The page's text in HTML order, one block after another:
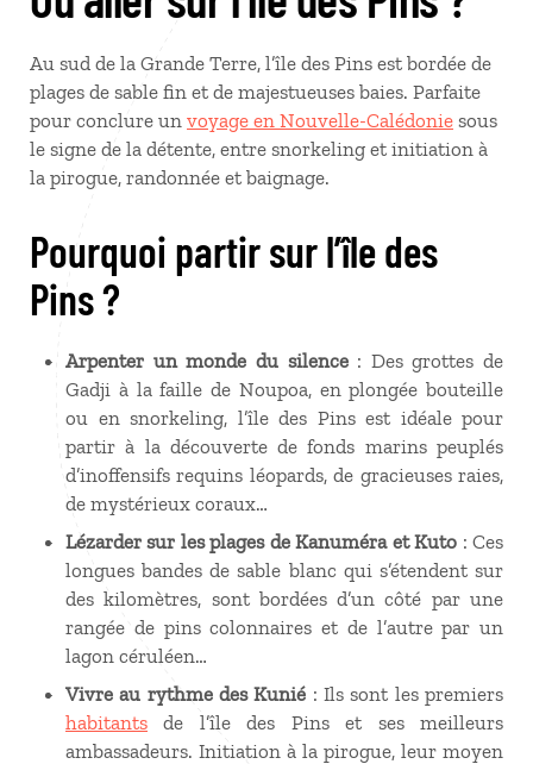
Au sud de la Grande Terre, l’île des Pins est bordée de
plages de sable fin et de majestueuses baies. Parfaite
pour conclure un voyage en Nouvelle-Calédonie sous
le signe de la détente, entre snorkeling et initiation à
la pirogue, randonnée et baignage.
Pourquoi partir sur l’île des
Pins ?
Arpenter un monde du silence: Des grottes de
Gadji à la faille de Noupoa, en plongée bouteille
ou en snorkeling, l’île des Pins est idéale pour
partir à la découverte de fonds marins peuplés
d’inoffensifs requins léopards, de gracieuses raies,
de mystérieux coraux…
Lézarder sur les plages de Kanuméra et Kuto : Ces
longues bandes de sable blanc qui s’étendent sur
des kilomètres, sont bordées d’un côté par une
rangée de pins colonnaires et de l’autre par un
lagon céruléen…
Vivre au rythme des Kunié : Ils sont les premiers
habitants de l’île des Pins et ses meilleurs
ambassadeurs. Initiation à la pirogue, leur moyen